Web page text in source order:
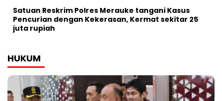
Satuan Reskrim Polres Merauke tangani Kasus
Pencurian dengan Kekerasan, Kermat sekitar 25
juta rupiah
HUKUM